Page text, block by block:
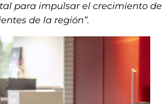
para impulsar el crecimiento de
de la región”.